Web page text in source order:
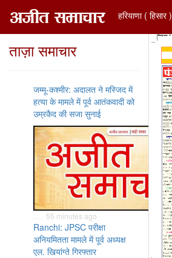
हरियाणा ( हिसार )
ताज़ा समाचार
जम्मू-कश्मीर: अदालत ने मस्जिद में
हत्या के मामले में पूर्व आतंकवादी को
उम्रकैद की सजा सुनाई
. . . 55 minutes ago
Ranchi: JPSC परीक्षा
अनियमितता मामले में पूर्व अध्यक्ष
एल. खियांग्ते गिरफ्तार